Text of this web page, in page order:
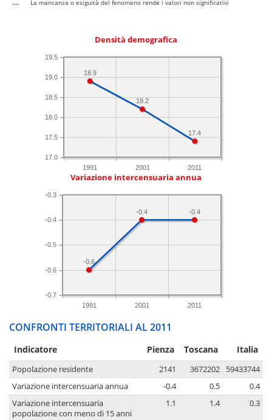
....
La mancanza o esiguità del fenomeno rende i valori non significativi
Densità demografica
1991 2001 2011
17.0
17.5
18.0
18.5
19.0
19.5
17.4
18.2
18.9
Variazione intercensuaria annua
1991 2001 2011
-0.7
-0.6
-0.5
-0.4
-0.3
-0.4
-0.4
-0.6
CONFRONTI TERRITORIALI AL 2011
Indicatore Pienza Toscana Italia
Popolazione residente 2141 3672202
59433744
Variazione intercensuaria annua
-0.4 0.5
0.4
Variazione intercensuaria
popolazione con meno di 15 anni
1.1 1.4 0.3